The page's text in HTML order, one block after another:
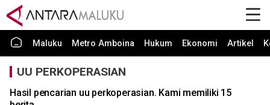
Maluku Metro Amboina Hukum Ekonomi Artikel
UU PERKOPERASIAN
Hasil pencarian uu perkoperasian. Kami memiliki 15